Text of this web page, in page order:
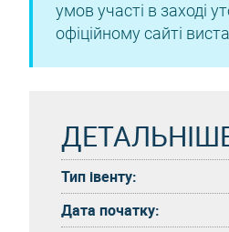
умов участі в заході
офіційному сайті
Тип івенту:
Дата початку: